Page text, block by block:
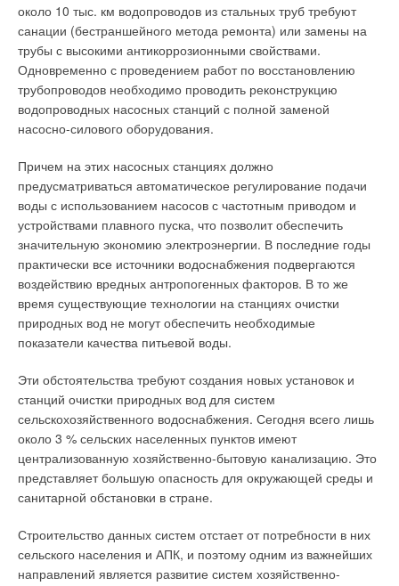
около 10 тыс. км водопроводов из стальных труб требуют
санации (бестраншейного метода ремонта) или замены на
трубы с высокими антикоррозионными свойствами.
Одновременно с проведением работ по восстановлению
трубопроводов необходимо проводить реконструкцию
водопроводных насосных станций с полной заменой
насосно-силового оборудования.
Причем на этих насосных станциях должно
предусматриваться автоматическое регулирование подачи
воды с использованием насосов с частотным приводом и
устройствами плавного пуска, что позволит обеспечить
значительную экономию электроэнергии. В последние годы
практически все источники водоснабжения подвергаются
воздействию вредных антропогенных факторов. В то же
время существующие технологии на станциях очистки
природных вод не могут обеспечить необходимые
показатели качества питьевой воды.
Эти обстоятельства требуют создания новых установок и
станций очистки природных вод для систем
сельскохозяйственного водоснабжения. Сегодня всего лишь
около 3 % сельских населенных пунктов имеют
централизованную хозяйственно-бытовую канализацию. Это
представляет большую опасность для окружающей среды и
санитарной обстановки в стране.
Строительство данных систем отстает от потребности в них
сельского населения и АПК, и поэтому одним из важнейших
направлений является развитие систем хозяйственно-
Такие мембранные дозирующие насосы позволяют подавать
реагенты с точностью ± 1 %. Одним из самых
распространенных способов обеззараживания является
первичное хлорирование воды, которое позволяет не только
избавиться от нежелательных органических и биологических
примесей, но и полностью удалить растворенные соли
двухвалентного железа и марганца. Если ранее часто
сегодня наиболее употребимым реагентом для первичного
хлорирования считается гипохлорит натрия, содержащий не
менее 190 г/л активного хлора.
До недавнего времени сложность использования
гипохлорита натрия состояла в том, что из-за низкой
точности дозирования приходилось работать с сильно
разбавленными растворами, что чрезвычайно усложняло
процесс, т.к. приходилось создавать еще и узел подготовки
реактива. В настоящее время благодаря появлению
стал легко автоматизируемым. Тем не менее, наличие в
воде свободного хлора влияет на органолептические
качества воды и может стать причиной образования вредных
галогенорганических соединений.
Поэтому хлорированная вода может потребовать
дополнительной обработки, например, доочистки на
экологически корректных способов обеззараживания и
очистки стало применение озонирования, особенно в
комплексе с ультрафиолетовой (УФ) обработкой воды. Стоит
конструкция значительно увеличивает безопасность,
особенно при работе котла на жидком топливе, т.к. любая
утечка топлива будет немедленно выявлена, в отличие от
горелки сверху.
Теплообмен в парогенераторе Clayton улучшается за счет
сферообразной формы пламени, которая имеет
наибольшую площадь теплоотдачи. Котловая вода в
парогенератор Clayton поступает в самом холодном месте
(где дымовые газы имеют наименьшую температуру) и
поэтому градиент температур максимальный. Также для того
чтобы поглотить максимальное количество тепла, диаметр
трубы змеевика увеличивается в три раза (т.к. увеличивается
объем пароводяной смеси).
Окончательно вода отделяется от пара в сепараторе, и к
потребителю поступает качественный энергосберегающий
пар (в котором находится большое количество тепла), а это в
свою очередь влияет на потребления топлива. К примеру,
пар с 5 %-й влажностью увеличивает потребление топлива
на 4–5 %, если же влажность будет достигать 40– 50 %, то
соответственно и потребление топлива увеличиться в
полтора раза для поддержания теплового режима на
технологическом процессе.
Регулирующим устройством парогенератора являются
прессостаты, под управлением которых горелка и
питательный насос работает на частичной или полной
мощности и в соответствии с реальным расходом пара в
автоматическом режиме. Сегодня на отечественном рынке